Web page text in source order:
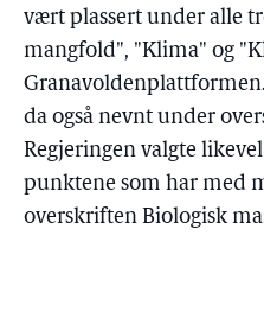
vært plassert under alle
mangfold", "Klima" og
da også nevnt under
Regjeringen valgte
punktene som har med
overskriften Biologisk